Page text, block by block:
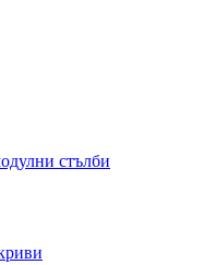
стълби